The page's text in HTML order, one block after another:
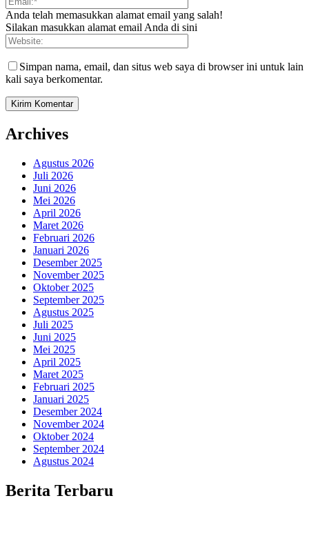
Anda telah memasukkan alamat email yang salah!
Silakan masukkan alamat email Anda di sini
Simpan nama, email, dan situs web saya di browser ini untuk lain
kali saya berkomentar.
Archives
Agustus 2026
Juli 2026
Juni 2026
Mei 2026
April 2026
Maret 2026
Februari 2026
Januari 2026
Desember 2025
November 2025
Oktober 2025
September 2025
Agustus 2025
Juli 2025
Juni 2025
Mei 2025
April 2025
Maret 2025
Februari 2025
Januari 2025
Desember 2024
November 2024
Oktober 2024
September 2024
Agustus 2024
Berita Terbaru